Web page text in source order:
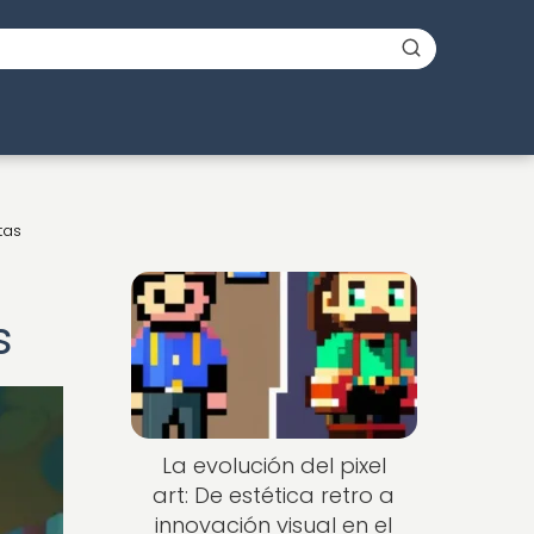
La evolución del pixel
art: De estética retro a
innovación visual en el